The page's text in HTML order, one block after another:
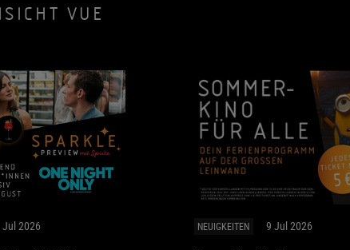
VUE
2026 NEUIGKEITEN 9 Jul 2026